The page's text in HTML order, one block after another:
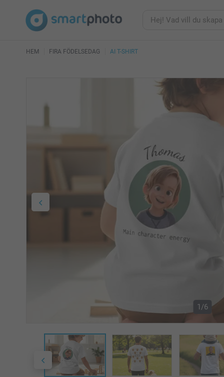
HEM FIRA FÖDELSEDAG AI T-SHIRT
1/6